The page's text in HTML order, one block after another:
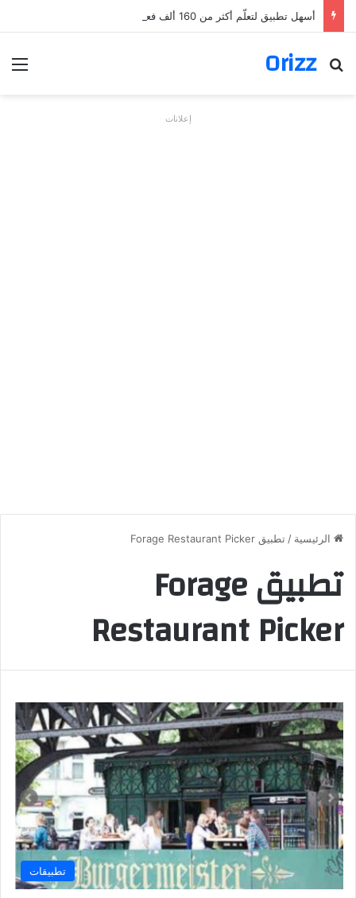
أسهل تطبيق لتعلّم أكثر من 160 ألف فعل بالألمانية
Orizz
بحث عن
إعلانات
الرئيسية / تطبيق Forage Restaurant Picker
تطبيق Forage
Restaurant Picker
تطبيقات